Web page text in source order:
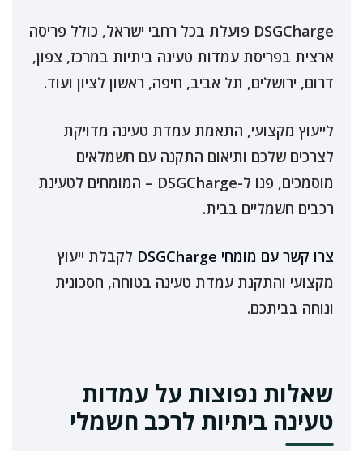
DSGCharge פועלת בכל רחבי ישראל, כולל פריסה
ארצית בפריסת עמדות טעינה ביתיות במרכז, צפון,
דרום, ירושלים, תל אביב, חיפה, ראשון לציון ועוד.
לייעוץ מקצועי, התאמת עמדת טעינה מדויקת
לצרכים שלכם ותיאום התקנה עם חשמלאים
מוסמכים, פנו ל-DSGCharge – המומחים לטעינת
רכבים חשמליים בבית.
צרו קשר עם מומחי DSGCharge
לקבלת ייעוץ
מקצועי והתקנת עמדת טעינה בטוחה, חסכונית
ונוחה בביתכם.
שאלות נפוצות על עמדות
טעינה ביתיות לרכב חשמלי